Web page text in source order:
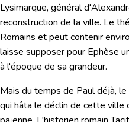
Lysimarque, général
reconstruction de la ville. Le
Romains et peut contenir
laisse supposer pour Ephèse
à l'époque de sa grandeur.
Mais du temps de Paul déjà,
qui hâta le déclin de cette ville